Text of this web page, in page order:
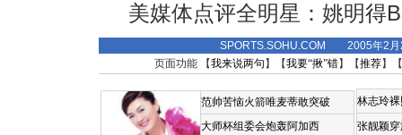
美媒体点评全明星：姚明得
SPORTS.SOHU.COM 2005年2
页面功能 【我来说两句 】【我要“揪”错】【推荐】
范帅苦恼火箭唯麦蒂敢突破
大师杯组委会炮轰阿加西
林志玲
张靓颖